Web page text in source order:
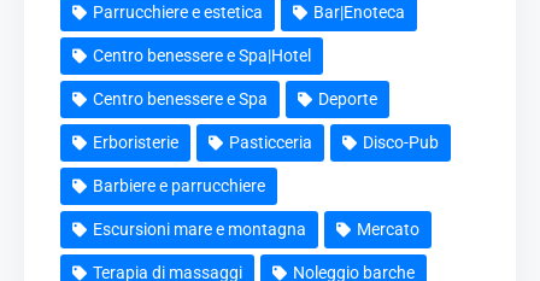
Parrucchiere e estetica Bar|Enoteca
Centro benessere e Spa|Hotel
Centro benessere e Spa Deporte
Erboristerie Pasticceria Disco-Pub
Barbiere e parrucchiere
Escursioni mare e montagna Mercato
Terapia di massaggi Noleggio barche